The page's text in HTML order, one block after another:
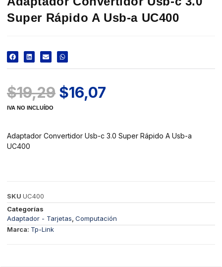
Super Rápido A Usb-a UC400
$19,29 $16,07
IVA NO INCLUÍDO
Adaptador Convertidor Usb-c 3.0 Super Rápido A Usb-a
UC400
SKU UC400
Categorías
Adaptador - Tarjetas Computación
Marca: Tp-Link